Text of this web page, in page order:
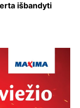
išbandyti